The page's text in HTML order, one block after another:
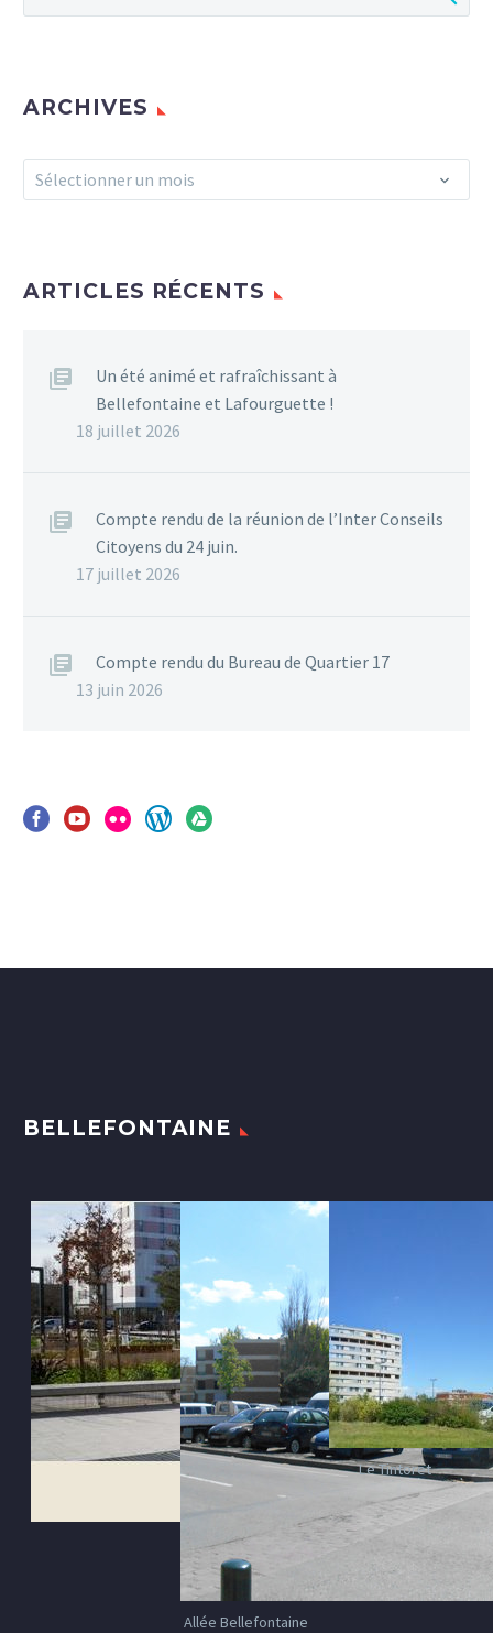
ARCHIVES
Archives
Sélectionner un mois
ARTICLES RÉCENTS
Un été animé et rafraîchissant à
Bellefontaine et Lafourguette !
18 juillet 2026
Compte rendu de la réunion de l’Inter Conseils
Citoyens du 24 juin.
17 juillet 2026
Compte rendu du Bureau de Quartier 17
13 juin 2026
BELLEFONTAINE
Allée Bellefontaine
Le Tintoret